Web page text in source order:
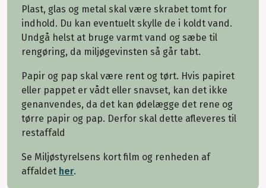
Plast, glas og metal skal være skrabet tomt for
indhold. Du kan eventuelt skylle de i koldt vand.
Undgå helst at bruge varmt vand og sæbe til
rengøring, da miljøgevinsten så går tabt.
Papir og pap skal være rent og tørt. Hvis papiret
eller pappet er vådt eller snavset, kan det ikke
genanvendes, da det kan ødelægge det rene og
tørre papir og pap. Derfor skal dette afleveres til
restaffald
Se Miljøstyrelsens kort film og renheden af
affaldet her.